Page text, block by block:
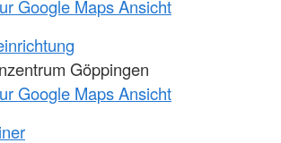
Google Maps Ansicht
Göppingen
Google Maps Ansicht